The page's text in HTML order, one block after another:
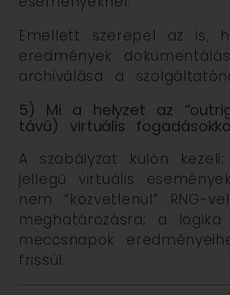
Emellett szerepel az is,
eredmények
archiválása a
5) Mi a helyzet az
távú) virtuális
A szabályzat külön
jellegű virtuális
nem “közvetlenül” RNG-
meghatározásra; a logika
meccsnapok
frissül.